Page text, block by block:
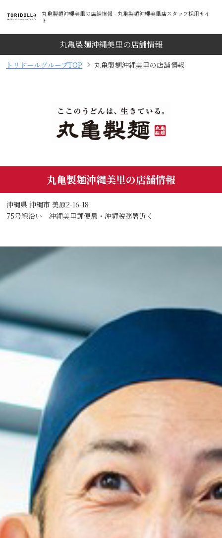
丸亀製麺沖縄美里の店舗情報 - 丸亀製麺沖縄美里店スタッフ採用サイ
ト
丸亀製麺沖縄美里の店舗情報
トリドールグループTOP 丸亀製麺沖縄美里の店舗情報
丸亀製麺沖縄美里の店舗情報
沖縄県 沖縄市 美原2-16-18
75号線沿い 沖縄美里郵便局・沖縄税務署近く